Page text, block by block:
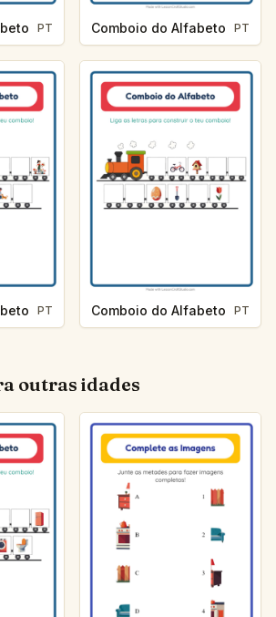
PT Comboio do Alfabeto PT
PT Comboio do Alfabeto PT
outras idades